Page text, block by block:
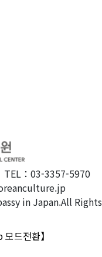
：03-3357-5970
in Japan.All Rights
드전환】